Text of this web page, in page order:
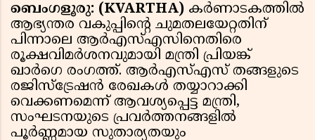
ബെംഗളൂരു: (KVARTHA) കർണാടകത്തിൽ
ആഭ്യന്തര വകുപ്പിന്റെ ചുമതലയേറ്റതിന്
പിന്നാലെ ആർഎസ്എസിനെതിരെ
രൂക്ഷവിമർശനവുമായി മന്ത്രി പ്രിയങ്ക്
ഖാർഗെ രംഗത്ത്. ആർഎസ്എസ് തങ്ങളുടെ
രജിസ്ട്രേഷൻ രേഖകൾ തയ്യാറാക്കി
വെക്കണമെന്ന് ആവശ്യപ്പെട്ട മന്ത്രി,
സംഘടനയുടെ പ്രവർത്തനങ്ങളിൽ
പൂർണ്ണമായ സുതാര്യതയും